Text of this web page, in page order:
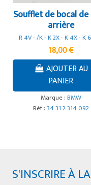
Soufflet de bocal
arrière
R 4V - /K - K 2X - K 4X - K
18,00 €
AJOUTER AU
PANIER
Marque :BMW
Réf :34 31 2 314 092
S'INSCRIRE À LA